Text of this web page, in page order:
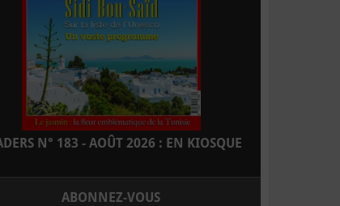
N° 183 - AOÛT 2026 : EN KIOSQUE
ABONNEZ-VOUS